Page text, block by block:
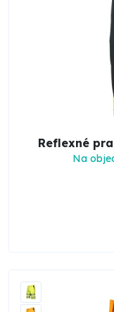
Reflexné
Na